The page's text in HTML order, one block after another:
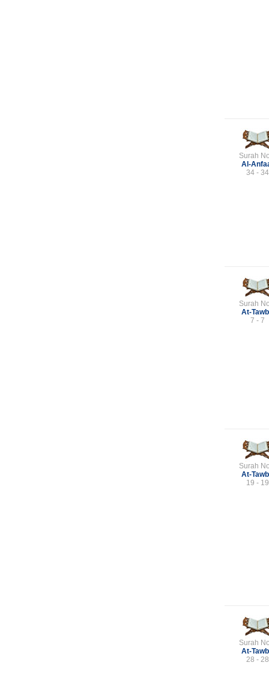
Surah
Al-
34 - 34
Surah
At-
7 - 7
Surah
At-
19 - 19
Surah
At-
28 - 28